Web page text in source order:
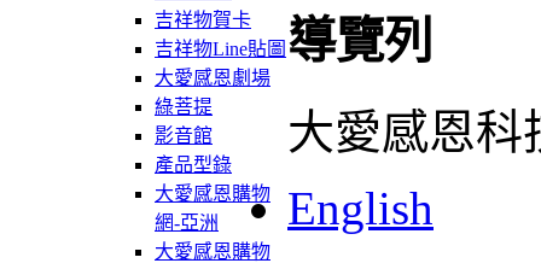
吉祥物賀卡
吉祥物Line貼圖
大愛感恩劇場
綠菩提
影音館
產品型錄
大愛感恩購物
網-亞洲
大愛感恩購物
導覽列
大愛感恩科
English